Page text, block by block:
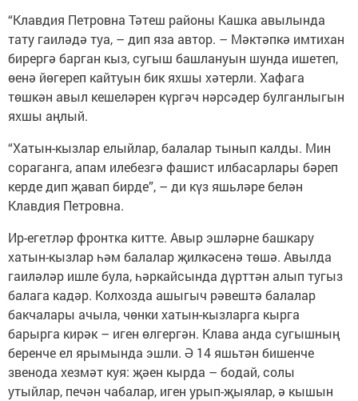
“Клавдия Петровна Тәтеш районы Кашка авылында
тату гаиләдә туа, – дип яза автор. – Мәктәпкә имтихан
бирергә барган кыз, сугыш башлануын шунда ишетеп,
өенә йөгереп кайтуын бик яхшы хәтерли. Хафага
төшкән авыл кешеләрен күргәч нәрсәдер булганлыгын
яхшы аңлый.
“Хатын-кызлар елыйлар, балалар тынып калды. Мин
сораганга, апам илебезгә фашист илбасарлары бәреп
керде дип җавап бирде”, – ди күз яшьләре белән
Клавдия Петровна.
Ир-егетләр фронтка китте. Авыр эшләрне башкару
хатын-кызлар һәм балалар җилкәсенә төшә. Авылда
гаиләләр ишле була, һәркайсында дүрттән алып тугыз
балага кадәр. Колхозда ашыгыч рәвештә балалар
бакчалары ачыла, чөнки хатын-кызларга кырга
барырга кирәк – иген өлгергән. Клава анда сугышның
беренче ел ярымында эшли. Ә 14 яшьтән бишенче
звенода хезмәт куя: җәен кырда – бодай, солы
утыйлар, печән чабалар, иген урып-җыялар, ә кышын